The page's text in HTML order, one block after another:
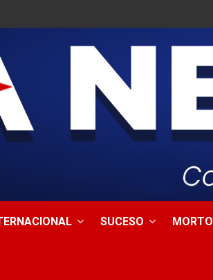
SUCESO MORTO